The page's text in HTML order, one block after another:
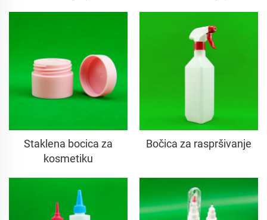
Staklena bocica za
kosmetiku
Bočica za raspršivanje